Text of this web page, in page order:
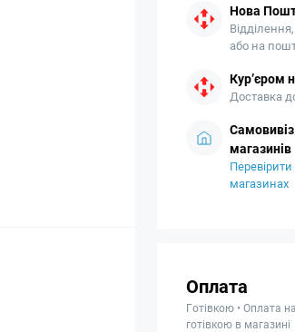
Нова
або на
Кур’єром
Доставка
магазинів
магазинах
Оплата
Готівкою • Оплата
готівкою в магазині